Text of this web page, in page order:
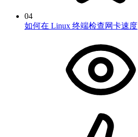
04
如何在 Linux 终端检查网卡速度